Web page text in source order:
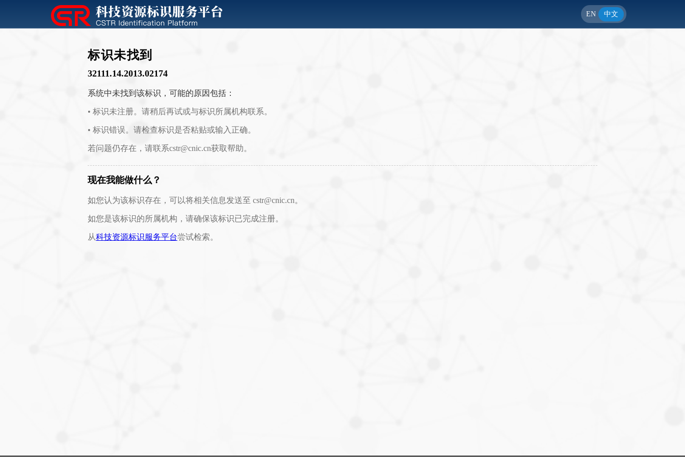
EN 中文
标识未找到
32111.14.2013.02174
系统中未找到该标识，可能的原因包括：
• 标识未注册。请稍后再试或与标识所属机构联系。
• 标识错误。请检查标识是否粘贴或输入正确。
若问题仍存在，请联系cstr@cnic.cn获取帮助。
现在我能做什么？
如您认为该标识存在，可以将相关信息发送至 cstr@cnic.cn。
如您是该标识的所属机构，请确保该标识已完成注册。
从科技资源标识服务平台尝试检索。